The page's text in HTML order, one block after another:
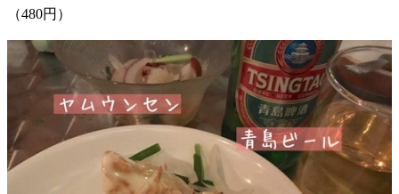
（480円）